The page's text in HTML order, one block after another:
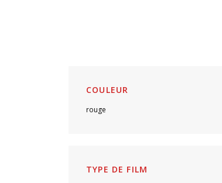
COULEUR
rouge
TYPE DE FILM